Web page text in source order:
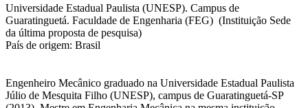
Universidade Estadual Paulista (UNESP). Campus de
Guaratinguetá. Faculdade de Engenharia (FEG) (Instituição Sede
da última proposta de pesquisa)
País de origem: Brasil
Engenheiro Mecânico graduado na Universidade Estadual Paulista
Júlio de Mesquita Filho (UNESP), campus de Guaratinguetá-SP